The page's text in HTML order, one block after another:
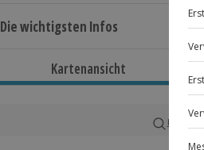
Die wichtigsten Infos
3 TageKartenansicht
Karte in